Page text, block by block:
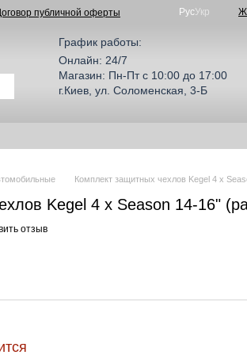
публичной оферты РусУкр
График работы:
Онлайн: 24/7
Магазин: Пн-Пт с 10:00 до 17:00
г.Киев, ул. Соломенская, 3-Б
Комплект защитных чехлов Kegel 4 x
Kegel 4 x Season 14-16"
отзыв